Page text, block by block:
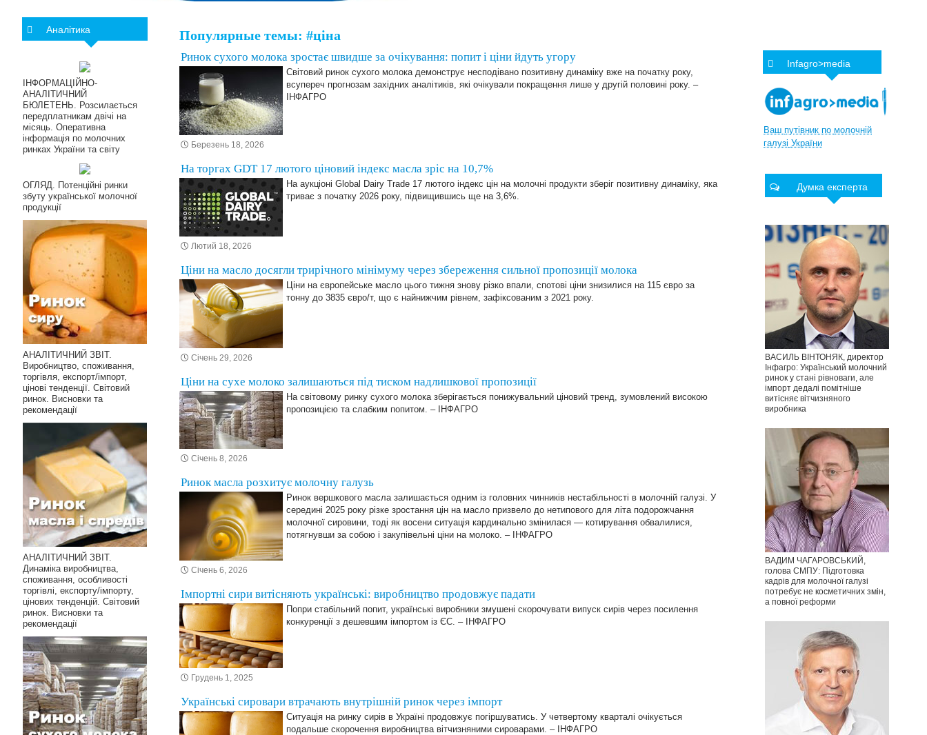
Популярные темы: #ціна
Ринок сухого молока зростає швидше за очікування: попит і ціни йдуть угору
Світовий ринок сухого молока демонструє несподівано позитивну динаміку вже на початку року,
всупереч прогнозам західних аналітиків, які очікували покращення лише у другій половині року. –
ІНФАГРО
Березень 18, 2026
На торгах GDT 17 лютого ціновий індекс масла зріс на 10,7%
На аукціоні Global Dairy Trade 17 лютого індекс цін на молочні продукти зберіг позитивну динаміку, яка
триває з початку 2026 року, підвищившись ще на 3,6%.
Лютий 18, 2026
Ціни на масло досягли трирічного мінімуму через збереження сильної пропозиції молока
Ціни на європейське масло цього тижня знову різко впали, спотові ціни знизилися на 115 євро за
тонну до 3835 євро/т, що є найнижчим рівнем, зафіксованим з 2021 року.
Січень 29, 2026
Ціни на сухе молоко залишаються під тиском надлишкової пропозиції
На світовому ринку сухого молока зберігається понижувальний ціновий тренд, зумовлений високою
пропозицією та слабким попитом. – ІНФАГРО
Січень 8, 2026
Ринок масла розхитує молочну галузь
Ринок вершкового масла залишається одним із головних чинників нестабільності в молочній галузі. У
середині 2025 року різке зростання цін на масло призвело до нетипового для літа подорожчання
молочної сировини, тоді як восени ситуація кардинально змінилася — котирування обвалилися,
потягнувши за собою і закупівельні ціни на молоко. – ІНФАГРО
Січень 6, 2026
Імпортні сири витісняють українські: виробництво продовжує падати
Попри стабільний попит, українські виробники змушені скорочувати випуск сирів через посилення
конкуренції з дешевшим імпортом із ЄС. – ІНФАГРО
Грудень 1, 2025
Українські сировари втрачають внутрішній ринок через імпорт
Ситуація на ринку сирів в Україні продовжує погіршуватись. У четвертому кварталі очікується
подальше скорочення виробництва вітчизняними сироварами. – ІНФАГРО
Infagro>media
Ваш путівник по молочній
галузі України
Думка експерта
ВАСИЛЬ ВІНТОНЯК, директор
Інфагро: Український молочний
ринок у стані рівноваги, але
імпорт дедалі помітніше
витісняє вітчизняного
виробника
ВАДИМ ЧАГАРОВСЬКИЙ,
голова СМПУ: Підготовка
кадрів для молочної галузі
потребує не косметичних змін,
а повної реформи
Аналітика
ІНФОРМАЦІЙНО-
АНАЛІТИЧНИЙ
БЮЛЕТЕНЬ. Розсилається
передплатникам двічі на
місяць. Оперативна
інформація по молочних
ринках України та світу
ОГЛЯД. Потенційні ринки
збуту української молочної
продукції
АНАЛІТИЧНИЙ ЗВІТ.
Виробництво, споживання,
торгівля, експорт/імпорт,
цінові тенденції. Світовий
ринок. Висновки та
рекомендації
АНАЛІТИЧНИЙ ЗВІТ.
Динаміка виробництва,
споживання, особливості
торгівлі, експорту/імпорту,
цінових тенденцій. Світовий
ринок. Висновки та
рекомендації